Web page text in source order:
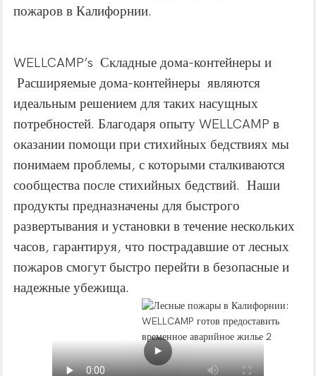
пожаров в Калифорнии.
WELLCAMP’s Складные дома-контейнеры и
Расширяемые дома-контейнеры являются
идеальным решением для таких насущных
потребностей. Благодаря опыту WELLCAMP в
оказании помощи при стихийных бедствиях мы
понимаем проблемы, с которыми сталкиваются
сообщества после стихийных бедствий. Наши
продукты предназначены для быстрого
развертывания и установки в течение нескольких
часов, гарантируя, что пострадавшие от лесных
пожаров смогут быстро перейти в безопасные и
надежные убежища.